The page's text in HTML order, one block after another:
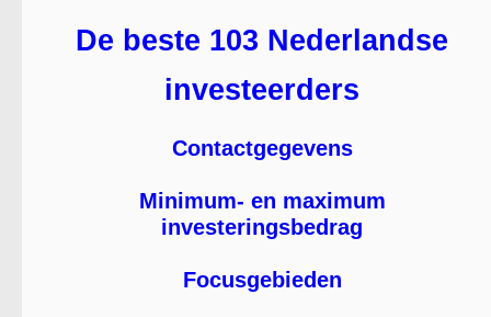
De beste 103 Nederlandse
investeerders
Contactgegevens
Minimum- en maximum
investeringsbedrag
Focusgebieden